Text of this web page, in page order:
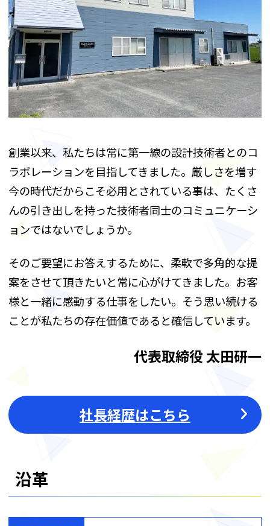
創業以来、私たちは常に第一線の設計技術者とのコ
ラボレーションを目指してきました。厳しさを増す
今の時代だからこそ必用とされている事は、たくさ
んの引き出しを持った技術者同士のコミュニケーシ
ョンではないでしょうか。
そのご要望にお答えするために、柔軟で多角的な提
案をさせて頂きたいと常に心がけてきました。お客
様と一緒に感動する仕事をしたい。そう思い続ける
ことが私たちの存在価値であると確信しています。
代表取締役 太田研一
社長経歴はこちら
沿革